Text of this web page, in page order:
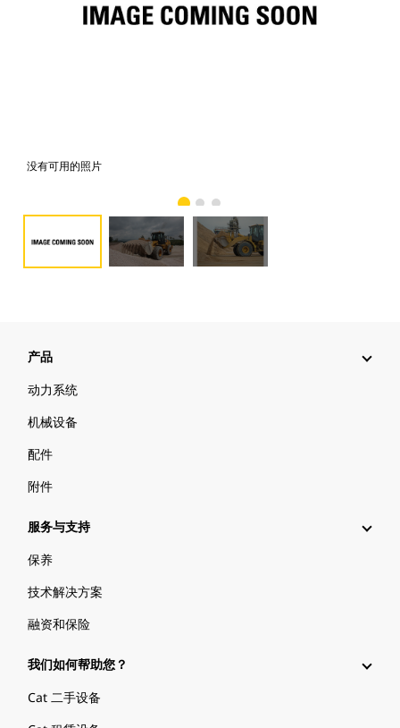
没有可用的照片
产品
动力系统
机械设备
配件
附件
服务与支持
保养
技术解决方案
融资和保险
我们如何帮助您？
Cat 二手设备